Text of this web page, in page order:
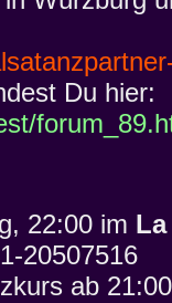
Du hier:
22:00 im
20507516
ab 21:00